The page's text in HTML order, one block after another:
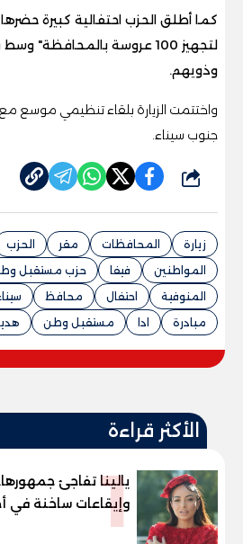
كما أطلق الحزب احتفالية كبيرة حضرها
لتجهيز 100 عروسة
وذويهم.
واختتمت الزيارة بلقاء تنظيمي موسع
جنوب سيناء.
شارك
زيارة المحافظات مقر الحزب
المواطنين
فيفا حزب مستقبل
المنوفية
احتفال محافظ
مبادرة
ادا مستقبل وطن
الأكثر قراءة
1
يالينا تفاجئ
وإيقاعات ساخنة في